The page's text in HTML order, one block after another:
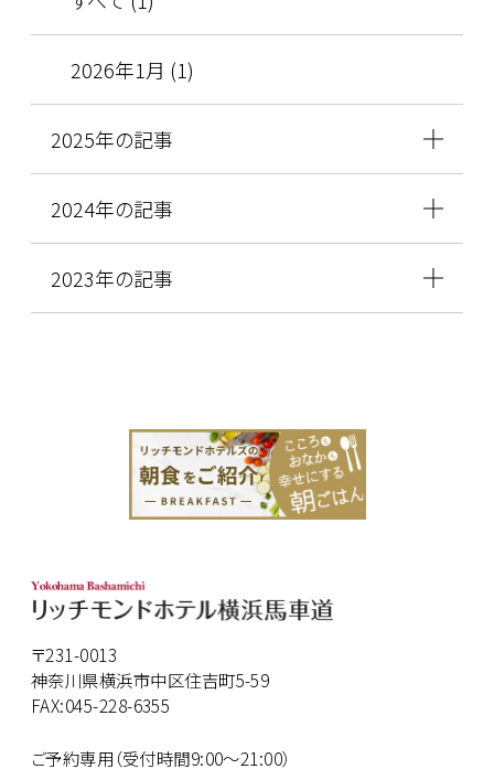
2026年1月 (1)
2025年の記事
2024年の記事
2023年の記事
〒231-0013
神奈川県横浜市中区住吉町5-59
FAX:045-228-6355
ご予約専用（受付時間9:00～21:00）